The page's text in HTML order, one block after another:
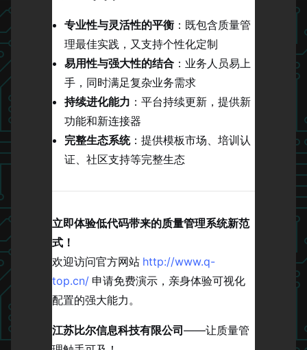
专业性与灵活性的平衡 ：既包含质量管
理最佳实践，又支持个性化定制
易用性与强大性的结合 ：业务人员易上
手，同时满足复杂业务需求
持续进化能力 ：平台持续更新，提供新
功能和新连接器
完整生态系统：提供模板市场、培训认
证、社区支持等完整生态
立即体验低代码带来的质量管理系统新范
式！
欢迎访问官方网站 http://www.q-
top.cn/申请免费演示，亲身体验可视化
配置的强大能力。
江苏比尔信息科技有限公司——让质量管